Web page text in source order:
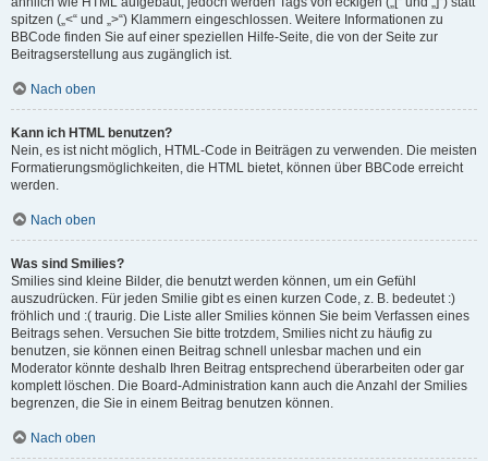
spitzen („<“ und „>“) Klammern eingeschlossen. Weitere Informationen zu
BBCode finden Sie auf einer speziellen Hilfe-Seite, die von der Seite zur
Beitragserstellung aus zugänglich ist.
Nach oben
Kann ich HTML benutzen?
Nein, es ist nicht möglich, HTML-Code in Beiträgen zu verwenden. Die meisten
Formatierungsmöglichkeiten, die HTML bietet, können über BBCode erreicht
werden.
Nach oben
Was sind Smilies?
Smilies sind kleine Bilder, die benutzt werden können, um ein Gefühl
auszudrücken. Für jeden Smilie gibt es einen kurzen Code, z. B. bedeutet :)
fröhlich und :( traurig. Die Liste aller Smilies können Sie beim Verfassen eines
Beitrags sehen. Versuchen Sie bitte trotzdem, Smilies nicht zu häufig zu
benutzen, sie können einen Beitrag schnell unlesbar machen und ein
Moderator könnte deshalb Ihren Beitrag entsprechend überarbeiten oder gar
komplett löschen. Die Board-Administration kann auch die Anzahl der Smilies
begrenzen, die Sie in einem Beitrag benutzen können.
Nach oben